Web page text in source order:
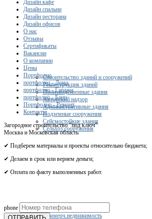
Строительство зданий и сооружений
Реконструкция зданий
Производственные здания
Авторский надзор
Административные здания
Подземные сооружения
Сейсмостойкие здания
Сельхоз сооружения
Склады
Коммерч.недвижимость
Дизайн кафе
Дизайн спальни
Дизайн ресторана
Дизайн офисов
О нас
Отзывы
Сертификаты
Вакансии
О компании
Цены
Портфолио
портфолио - Дома
портфолио - Гаражи
портфолио - Бани
Портфолио - Ремонт
Контакты
Загородное строительство "под ключ"
Москва и Московская область
✔ Подберем материалы и проекты относительно бюджета;
✔ Делаем в срок или вернем деньги;
✔ Оплата по факту выполненных работ.
phone